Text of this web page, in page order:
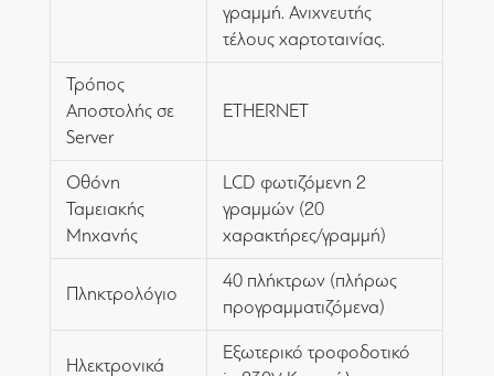
γραμμή. Ανιχνευτής
τέλους χαρτοταινίας.
Τρόπος
Αποστολής σε
Server
ETHERNET
Οθόνη
Ταμειακής
Μηχανής
LCD φωτιζόμενη 2
γραμμών (20
χαρακτήρες/γραμμή)
Πληκτρολόγιο
40 πλήκτρων (πλήρως
προγραμματιζόμενα)
Ηλεκτρονικά
Εξωτερικό τροφοδοτικό